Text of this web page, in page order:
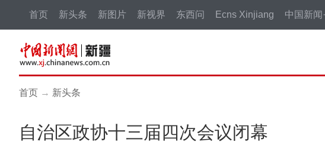
首页 新头条 新图片 新视界 东西问 Ecns Xinjiang 中国新闻
首页 → 新头条
自治区政协十三届四次会议闭幕